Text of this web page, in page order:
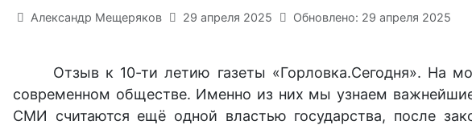
Информация о материале
Александр Мещеряков 29 апреля 2025 Обновлено: 29 апреля 2025
Отзыв к 10-ти летию газеты «Горловка.Сегодня». На
современном обществе. Именно из них мы узнаем
СМИ считаются ещё одной властью государства, после